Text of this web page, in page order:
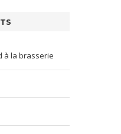
à la brasserie